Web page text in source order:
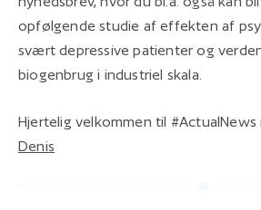
opfølgende studie af effekten af
svært depressive patienter og
biogenbrug i industriel skala.
Hjertelig velkommen til #ActualNews
Denis